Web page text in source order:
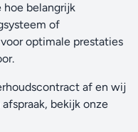
hoe belangrijk
of
optimale prestaties
af en wij
bekijk onze